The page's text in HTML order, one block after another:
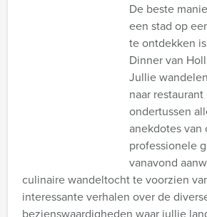
De beste
een stad op
te ontdekken
Dinner van
Jullie
naar
ondertussen
anekdotes van
professionele
vanavond
culinaire wandeltocht te voorzien
interessante verhalen over de